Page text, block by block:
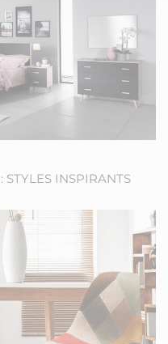
INSPIRANTS